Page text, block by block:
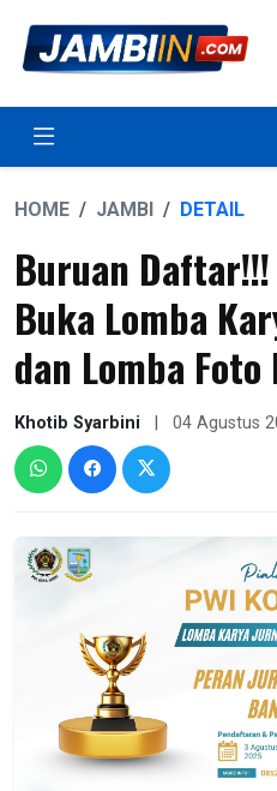
HOME JAMBI DETAIL
Buruan
Buka Lomba
dan Lomba
Khotib Syarbini 04 Agustus